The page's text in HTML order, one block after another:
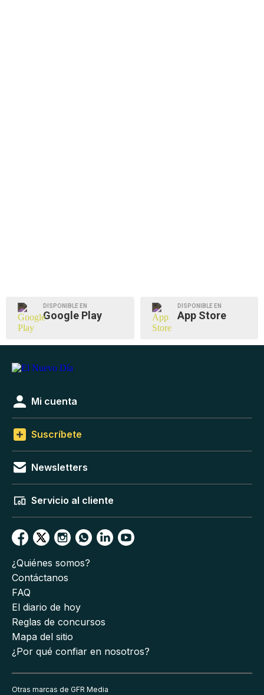
DISPONIBLE EN
Google Play
DISPONIBLE EN
App Store
Mi cuenta
Suscríbete
Newsletters
Servicio al cliente
¿Quiénes somos?
Contáctanos
FAQ
El diario de hoy
Reglas de concursos
Mapa del sitio
¿Por qué confiar en nosotros?
Otras marcas de GFR Media